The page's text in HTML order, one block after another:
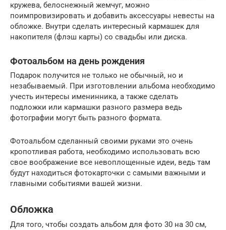
кружева, белоснежный жемчуг, можно
поимпровизировать и добавить аксессуары невесты на
обложке. Внутри сделать интересный кармашек для
накопителя (флэш карты) со свадьбы или диска.
Фотоальбом на день рождения
Подарок получится не только не обычный, но и
незабываемый. При изготовлении альбома необходимо
учесть интересы именинника, а также сделать
подложки или кармашки разного размера ведь
фотографии могут быть разного формата.
Фотоальбом сделанный своими руками это очень
кропотливая работа, необходимо использовать всю
свое воображение все невоплощенные идеи, ведь там
будут находиться фотокарточки с самыми важными и
главными событиями вашей жизни.
Обложка
Для того, чтобы создать альбом для фото 30 на 30 см,